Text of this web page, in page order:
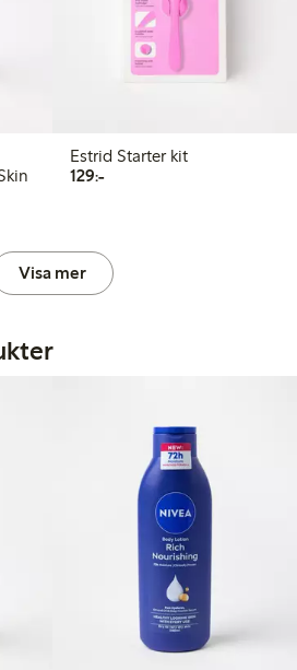
Estrid Starter kit
129:-129,00 kr
Visa mer